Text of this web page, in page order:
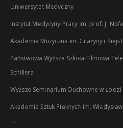
Uniwersytet Medyczny
Instytut Medycyny Pracy im. prof. J.
Akademia Muzyczna im. Grażyny i
Państwowa Wyższa Szkoła Filmowa
Schillera
Wyższe Seminarium Duchowne w Łodzi
Akademia Sztuk Pięknych im.
...